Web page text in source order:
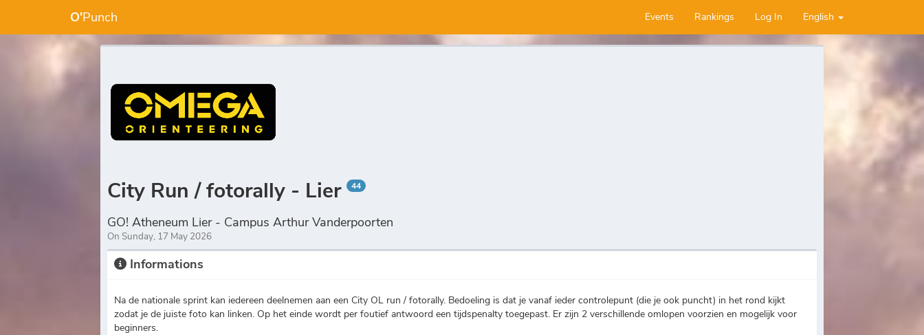
O'Punch Events Rankings Log In English
City Run / fotorally - Lier 44
GO! Atheneum Lier - Campus Arthur Vanderpoorten
On Sunday, 17 May 2026
Informations
Na de nationale sprint kan iedereen deelnemen aan een City OL run / fotorally. Bedoeling is dat je vanaf ieder controlepunt (die je ook puncht) in het rond kijkt
zodat je de juiste foto kan linken. Op het einde wordt per foutief antwoord een tijdspenalty toegepast. Er zijn 2 verschillende omlopen voorzien en mogelijk voor
beginners.